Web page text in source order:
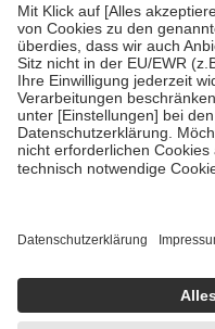
fallenkeine Zuzahlungenan
• Kindern und Jugendlichen
mit Ausnahme der
• Untersuchungen zur
GKV getragen werden
• empfohlenen
• Harn- und Blutteststreifen
getroffen, um
https://help.etrusted.com/
Einige Bilder und Inhalte